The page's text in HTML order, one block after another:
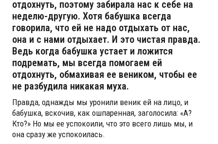
отдохнуть, поэтому забирала нас к себе на
неделю-другую. Хотя бабушка всегда
говорила, что ей не надо отдыхать от нас,
она и с нами отдыхает. И это чистая правда.
Ведь когда бабушка устает и ложится
подремать, мы всегда помогаем ей
отдохнуть, обмахивая ее веником, чтобы ее
не разбудила никакая муха.
Правда, однажды мы уронили веник ей на лицо, и
бабушка, вскочив, как ошпаренная, заголосила: «А?
Кто?» Но мы ее успокоили, что это всего лишь мы, и
она сразу же успокоилась.